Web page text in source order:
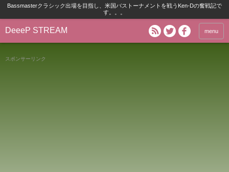
Bassmasterクラシック出場を目指し、米国バストーナメントを戦うKen-Dの奮戦記で
す。。。
DeeeP STREAM menu
スポンサーリンク